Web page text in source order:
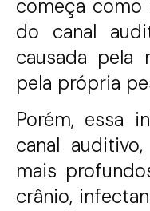
começa
do canal
causada pela
pela própria
Porém, essa
canal
mais
crânio,